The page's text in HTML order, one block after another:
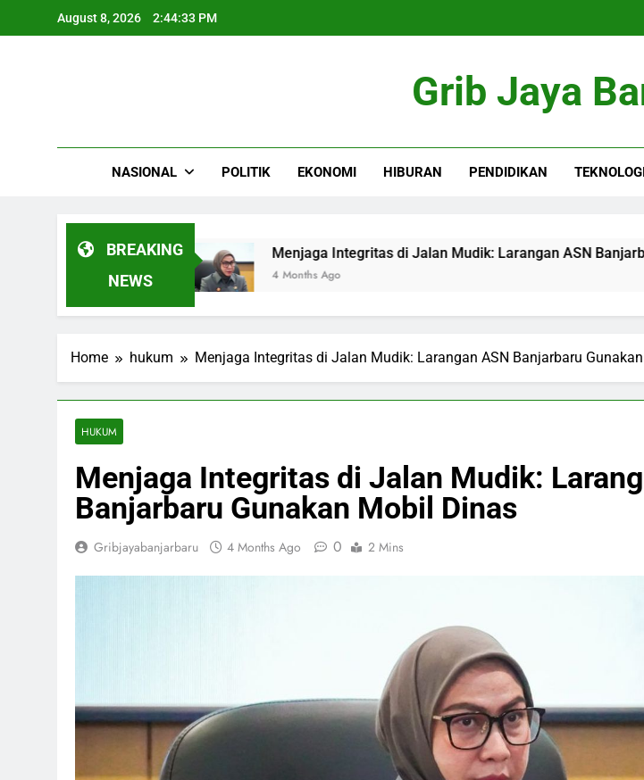
August 8, 2026 2:44:34 PM
Grib Jaya
NASIONAL POLITIK EKONOMI HIBURAN PENDIDIKAN
BREAKING
NEWS
Gunung Es Menjaga Integritas di Jalan Mudik: Larangan ASN Banjarbaru
4 Months Ago
Home hukum Menjaga Integritas di Jalan Mudik: Larangan ASN Banjarbaru
HUKUM
Menjaga Integritas di Jalan Mudik:
Banjarbaru Gunakan Mobil Dinas
Gribjayabanjarbaru 4 Months Ago 0 2 Mins